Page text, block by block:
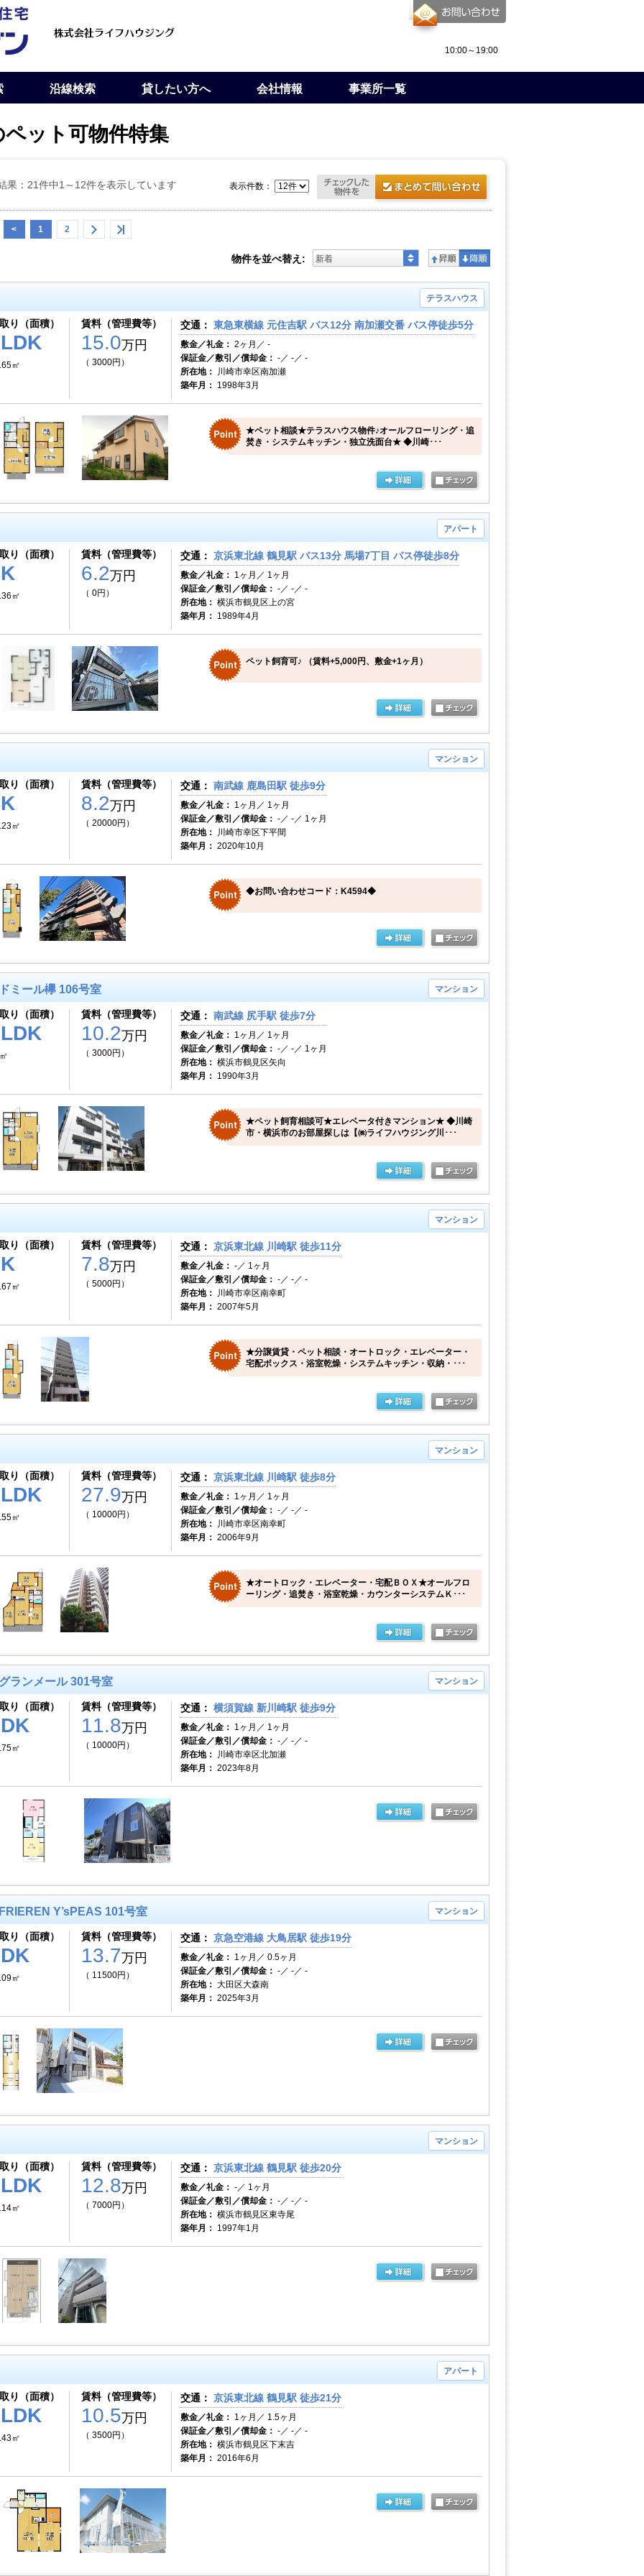
10:00～19:00
沿線検索 貸したい方へ 会社情報 事業所一覧
ット可物件特集
果：21件中1～12件を表示しています
< 1 2
表示件数：
物件を並べ替え: 新着
テラスハウス
り（面積）
㎡
賃料（管理費等）
15.0万円
（ 3000円）
交通： 東急東横線 元住吉駅 バス12分 南加瀬交番 バス停徒歩5分
敷金／礼金： 2ヶ月／ -
保証金／敷引／償却金： -／ -／ -
所在地：
川崎市幸区南加瀬
築年月： 1998年3月
★ペット相談★テラスハウス物件♪オールフローリング・追
焚き・システムキッチン・独立洗面台★ ◆川崎･･･
アパート
り（面積）
㎡
賃料（管理費等）
6.2万円
（ 0円）
交通： 京浜東北線 鶴見駅 バス13分 馬場7丁目 バス停徒歩8分
敷金／礼金： 1ヶ月／ 1ヶ月
保証金／敷引／償却金： -／ -／ -
所在地： 横浜市鶴見区上の宮
築年月： 1989年4月
ペット飼育可♪ （賃料+5,000円、敷金+1ヶ月）
マンション
り（面積）
㎡
賃料（管理費等）
8.2万円
（ 20000円）
交通： 南武線 鹿島田駅 徒歩9分
敷金／礼金： 1ヶ月／ 1ヶ月
保証金／敷引／償却金： -／ -／ 1ヶ月
所在地：
川崎市幸区下平間
築年月： 2020年10月
◆お問い合わせコード：K4594◆
ミール欅 106号室 マンション
り（面積） 賃料（管理費等）
10.2万円
（ 3000円）
交通： 南武線 尻手駅 徒歩7分
敷金／礼金： 1ヶ月／ 1ヶ月
保証金／敷引／償却金： -／ -／ 1ヶ月
所在地： 横浜市鶴見区矢向
築年月： 1990年3月
★ペット飼育相談可★エレベータ付きマンション★ ◆川崎
市・横浜市のお部屋探しは【㈱ライフハウジング川･･･
マンション
り（面積）
㎡
賃料（管理費等）
7.8万円
（ 5000円）
交通： 京浜東北線 川崎駅 徒歩11分
敷金／礼金： -／ 1ヶ月
保証金／敷引／償却金： -／ -／ -
所在地：
川崎市幸区南幸町
築年月： 2007年5月
★分譲賃貸・ペット相談・オートロック・エレベーター・
宅配ボックス・浴室乾燥・システムキッチン・収納・･･･
マンション
り（面積）
㎡
賃料（管理費等）
27.9万円
（ 10000円）
交通： 京浜東北線 川崎駅 徒歩8分
敷金／礼金： 1ヶ月／ 1ヶ月
保証金／敷引／償却金： -／ -／ -
所在地：
川崎市幸区南幸町
築年月： 2006年9月
★オートロック・エレベーター・宅配ＢＯＸ★オールフロ
ーリング・追焚き・浴室乾燥・カウンターシステムＫ･･･
ランメール 301号室 マンション
り（面積）
㎡
賃料（管理費等）
11.8万円
（ 10000円）
交通： 横須賀線 新川崎駅 徒歩9分
敷金／礼金： 1ヶ月／ 1ヶ月
保証金／敷引／償却金： -／ -／ -
所在地：
川崎市幸区北加瀬
築年月： 2023年8月
Y’sPEAS 101号室 マンション
り（面積）
㎡
賃料（管理費等）
13.7万円
（ 11500円）
交通： 京急空港線 大鳥居駅 徒歩19分
敷金／礼金： 1ヶ月／ 0.5ヶ月
保証金／敷引／償却金： -／ -／ -
所在地： 大田区大森南
築年月： 2025年3月
マンション
り（面積）
㎡
賃料（管理費等）
12.8万円
（ 7000円）
交通： 京浜東北線 鶴見駅 徒歩20分
敷金／礼金： -／ 1ヶ月
保証金／敷引／償却金： -／ -／ -
所在地： 横浜市鶴見区東寺尾
築年月： 1997年1月
アパート
り（面積）
㎡
賃料（管理費等）
10.5万円
（ 3500円）
交通： 京浜東北線 鶴見駅 徒歩21分
敷金／礼金： 1ヶ月／ 1.5ヶ月
保証金／敷引／償却金： -／ -／ -
所在地： 横浜市鶴見区下末吉
築年月： 2016年6月